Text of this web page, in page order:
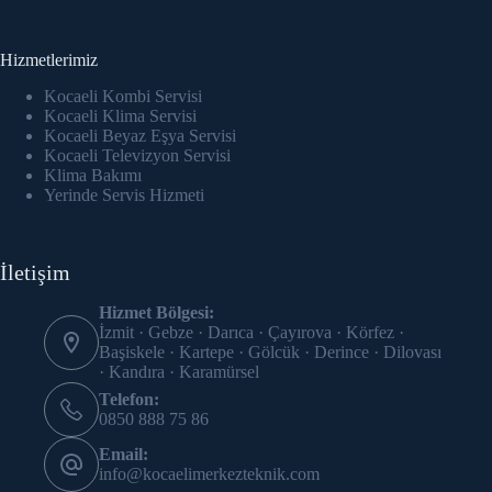
panel
Panel
panel
panel
Hacklink
Hizmetlerimiz
Kocaeli Kombi Servisi
Kocaeli Klima Servisi
Kocaeli Beyaz Eşya Servisi
Kocaeli Televizyon Servisi
Klima Bakımı
Yerinde Servis Hizmeti
İletişim
Hizmet Bölgesi:
İzmit · Gebze · Darıca · Çayırova · Körfez ·
Başiskele · Kartepe · Gölcük · Derince · Dilovası
· Kandıra · Karamürsel
Telefon:
0850 888 75 86
Email:
info@kocaelimerkezteknik.com